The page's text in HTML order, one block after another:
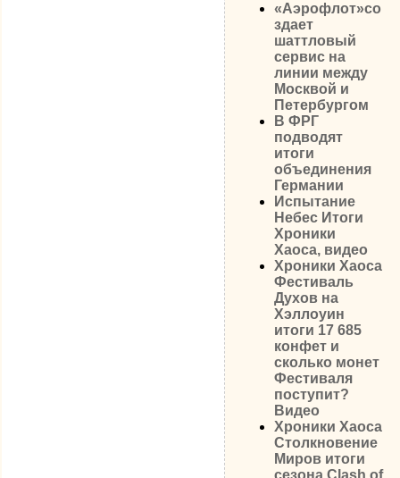
«Аэрофлот»со
здает
шаттловый
сервис на
линии между
Москвой и
Петербургом
В ФРГ
подводят
итоги
объединения
Германии
Испытание
Небес Итоги
Хроники
Хаоса, видео
Хроники Хаоса
Фестиваль
Духов на
Хэллоуин
итоги 17 685
конфет и
сколько монет
Фестиваля
поступит?
Видео
Хроники Хаоса
Столкновение
Миров итоги
сезона Clash of